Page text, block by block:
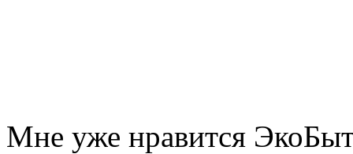
Мне уже нравится